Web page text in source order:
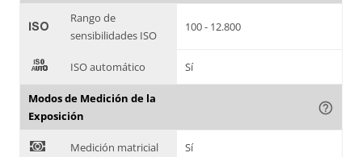
'
Rango de
sensibilidades ISO
100 - 12.800
( ISO automático Sí
Modos de Medición de la
Exposición
help_outline
) Medición matricial Sí